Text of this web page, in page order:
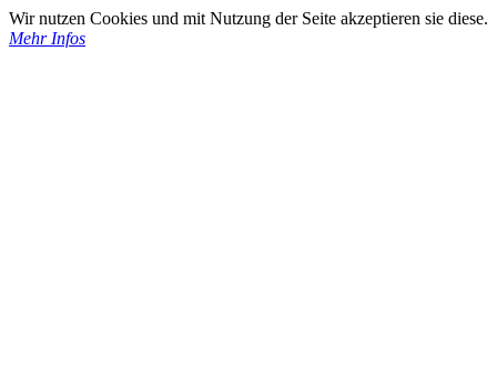
Wir nutzen Cookies und mit Nutzung der Seite akzeptieren sie diese.
Mehr Infos